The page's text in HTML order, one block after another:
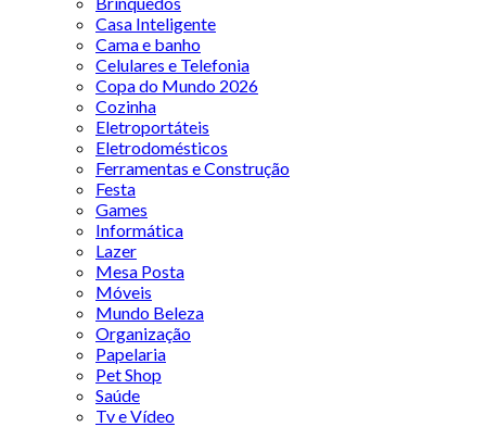
Casa Inteligente
Cama e banho
Celulares e Telefonia
Copa do Mundo 2026
Cozinha
Eletroportáteis
Eletrodomésticos
Ferramentas e Construção
Festa
Games
Informática
Lazer
Mesa Posta
Móveis
Mundo Beleza
Organização
Papelaria
Pet Shop
Saúde
Tv e Vídeo